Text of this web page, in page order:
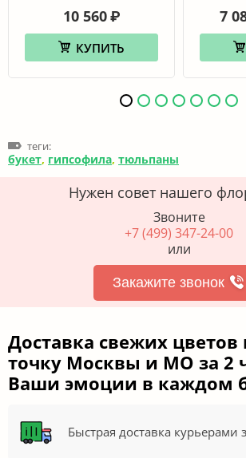
10 560 ₽
КУПИТЬ
7
теги:
букет, гипсофила, тюльпаны
Нужен совет нашего
Звоните
+7 (499) 347-24-00
или
Закажите звонок
Доставка свежих
точку Москвы и МО за 2
Ваши эмоции в каждом
Быстрая доставка курьерами